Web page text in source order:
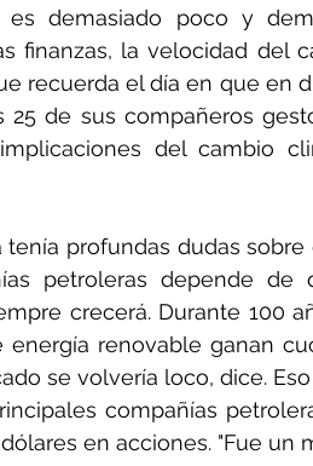
es demasiado poco y
finanzas, la velocidad del
recuerda el día en que en
25 de sus compañeros
del cambio
profundas dudas
petroleras depende de
crecerá. Durante 100
energía renovable ganan
se volvería loco, dice.
compañías
en acciones. "Fue un